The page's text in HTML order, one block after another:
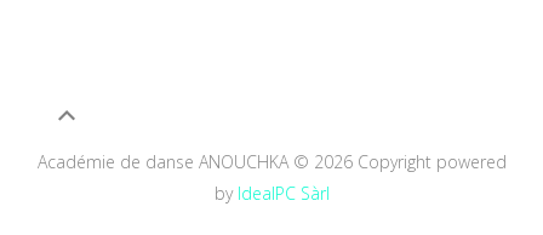
Académie de danse ANOUCHKA © 2026 Copyright powered
by IdealPC Sàrl